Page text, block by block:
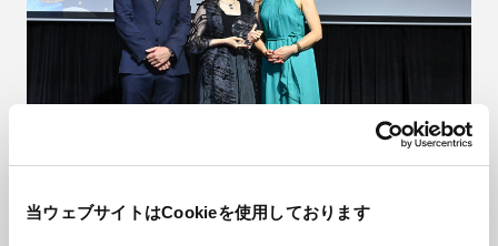
当ウェブサイトはCookieを使用しております
AMT/ Innovation in Action：ナレッジ・マネ
ジメントがもたらす新たな価値～門永真紀弁護
士、 Financial Times主催Asia-Pacific
理念を掲げ、多様な専門性を活かし、クライアントの課題解決